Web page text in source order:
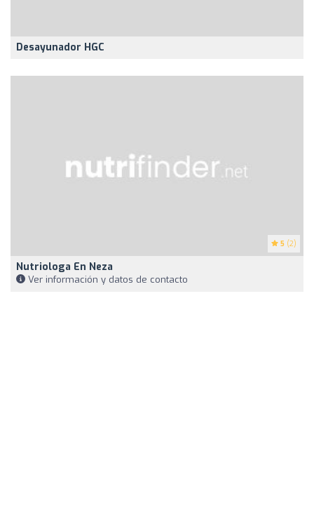
Desayunador HGC
5 (2)
Nutriologa En Neza
Ver información y datos de contacto